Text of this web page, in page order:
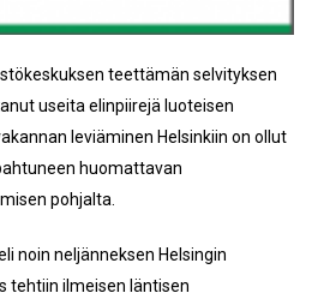
teettämän selvityksen
useita elinpiirejä luoteisen
leviäminen Helsinkiin on ollut
huomattavan
pohjalta.
noin neljänneksen Helsingin
tehtiin ilmeisen läntisen